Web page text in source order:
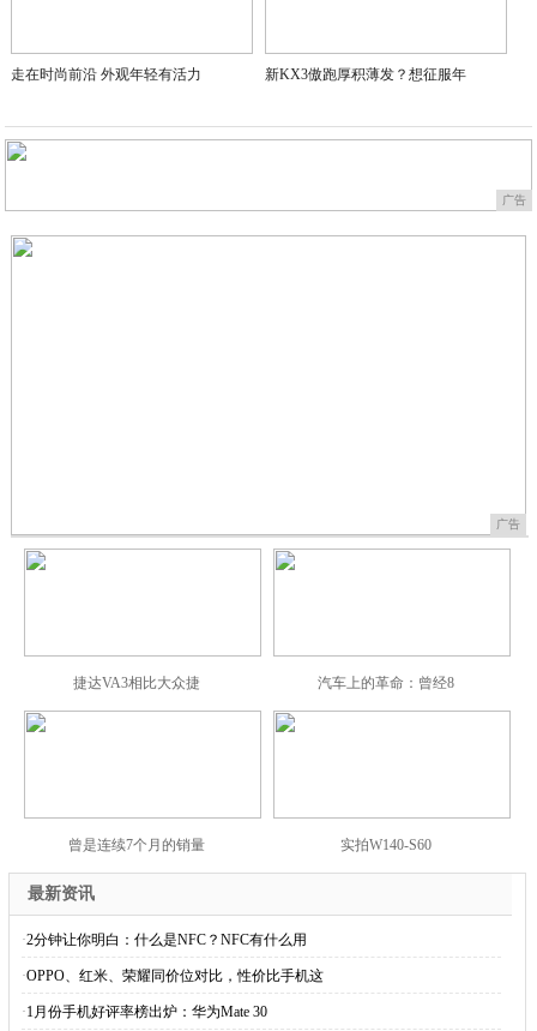
走在时尚前沿 外观年轻有活力 新KX3傲跑厚积薄发？想征服年
广告
广告
捷达VA3相比大众捷 汽车上的革命：曾经8
曾是连续7个月的销量 实拍W140-S60
最新资讯
·2分钟让你明白：什么是NFC？NFC有什么用
·OPPO、红米、荣耀同价位对比，性价比手机这
·1月份手机好评率榜出炉：华为Mate 30